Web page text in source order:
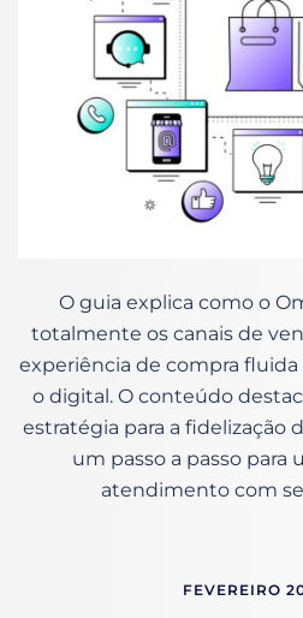
O guia explica como o
totalmente os canais de
experiência de compra
o digital. O conteúdo
estratégia para a fidelização
um passo a passo para
atendimento com
FEVEREIRO